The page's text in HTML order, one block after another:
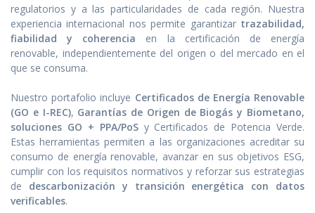
regulatorios y a las particularidades de cada región. Nuestra
experiencia internacional nos permite garantizar trazabilidad,
fiabilidad y coherencia en la certificación de energía
renovable, independientemente del origen o del mercado en el
que se consuma.
Nuestro portafolio incluye Certificados de Energía Renovable
(GO e I-REC), Garantías de Origen de Biogás y Biometano,
soluciones GO + PPA/PoSy Certificados de Potencia Verde.
Estas herramientas permiten a las organizaciones acreditar su
consumo de energía renovable, avanzar en sus objetivos ESG,
cumplir con los requisitos normativos y reforzar sus estrategias
de descarbonización y transición energética con datos
verificables.